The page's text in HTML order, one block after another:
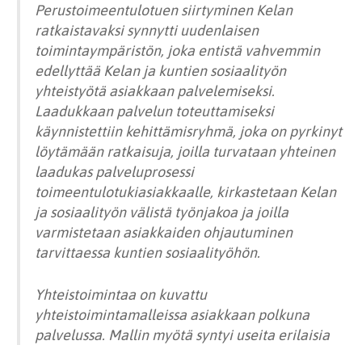
Perustoimeentulotuen siirtyminen Kelan
ratkaistavaksi synnytti uudenlaisen
toimintaympäristön, joka entistä vahvemmin
edellyttää Kelan ja kuntien sosiaalityön
yhteistyötä asiakkaan palvelemiseksi.
Laadukkaan palvelun toteuttamiseksi
käynnistettiin kehittämisryhmä, joka on pyrkinyt
löytämään ratkaisuja, joilla turvataan yhteinen
laadukas palveluprosessi
toimeentulotukiasiakkaalle, kirkastetaan Kelan
ja sosiaalityön välistä työnjakoa ja joilla
varmistetaan asiakkaiden ohjautuminen
tarvittaessa kuntien sosiaalityöhön.
Yhteistoimintaa on kuvattu
yhteistoimintamalleissa asiakkaan polkuna
palvelussa. Mallin myötä syntyi useita erilaisia